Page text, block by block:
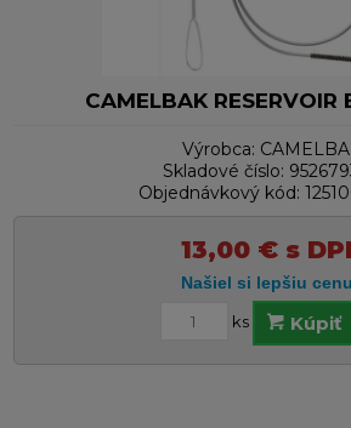
CAMELBAK RESERVOIR
Výrobca:
Skladové číslo:
Objednávkový kód:
13,00 €s
ks Kúpiť